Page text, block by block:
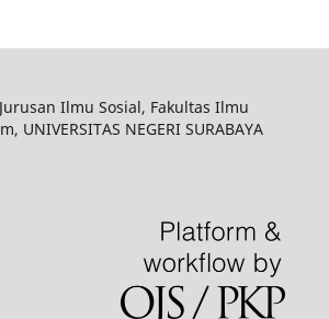
Ilmu Sosial, Fakultas Ilmu
UNIVERSITAS NEGERI SURABAYA